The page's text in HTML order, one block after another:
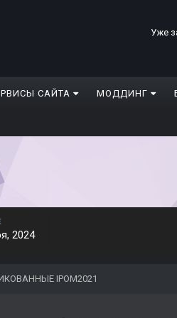
Уже
САЙТА МОДДИНГ
2024
IPOM2021